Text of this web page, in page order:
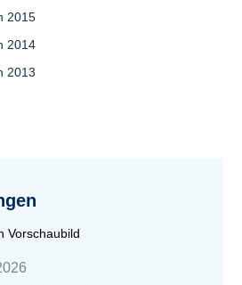
2015
2014
2013